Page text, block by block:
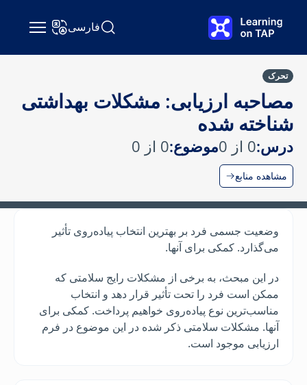
جستجو Learning on TAPفارسیتغییر زبان
تحرک
مصاحبه ارزیابی: مشکلات بهداشتی
شناخته شده
درس:0 از 0 موضوع:0 از 0
مشاهده منابع
وضعیت جسمی فرد بر بهترین انتخاب پیاده‌روی تأثیر
می‌گذارد. کمکی برای آنها.
در این مبحث، به برخی از مشکلات رایج سلامتی که
ممکن است فرد را تحت تأثیر قرار دهد و انتخاب
مناسب‌ترین نوع پیاده‌روی خواهیم پرداخت. کمکی برای
آنها. مشکلات سلامتی ذکر شده در این موضوع در فرم
ارزیابی موجود است.